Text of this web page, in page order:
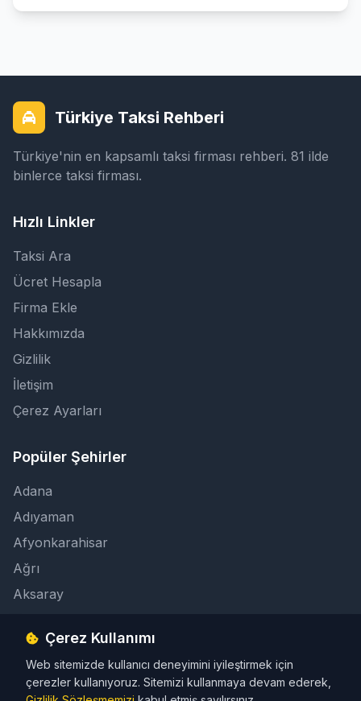
Türkiye Taksi Rehberi
Türkiye'nin en kapsamlı taksi firması rehberi. 81 ilde
binlerce taksi firması.
Hızlı Linkler
Taksi Ara
Ücret Hesapla
Firma Ekle
Hakkımızda
Gizlilik
İletişim
Çerez Ayarları
Popüler Şehirler
Adana
Adıyaman
Afyonkarahisar
Ağrı
Aksaray
İletişim
info@taksicibul.com
Çerez Kullanımı
Web sitemizde kullanıcı deneyimini iyileştirmek için
çerezler kullanıyoruz. Sitemizi kullanmaya devam ederek,